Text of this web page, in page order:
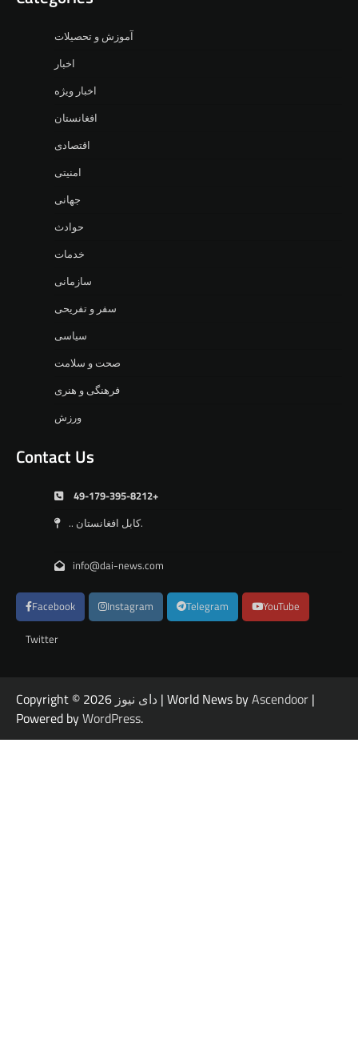
آموزش و تحصیلات
اخبار
اخبار ویژه
افغانستان
اقتصادی
امنیتی
جهانی
حوادث
خدمات
سازمانی
سفر و تفریحی
سیاسی
صحت و سلامت
فرهنگی و هنری
ورزش
Contact Us
49-179-395-8212+
.. کابل افغانستان.
info@dai-news.com
Facebook Instagram Telegram YouTube
Twitter
Copyright © 2026 دای نیوز | World News byAscendoor |
Powered byWordPress.